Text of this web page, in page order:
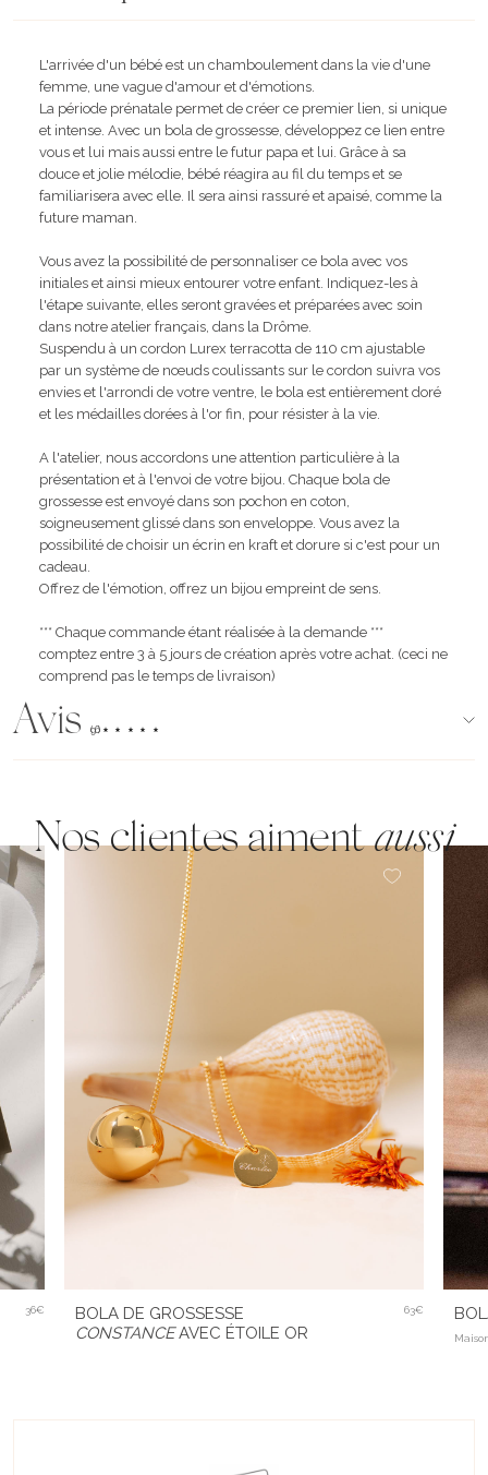
L'arrivée d'un bébé est un chamboulement dans la vie d'une
femme, une vague d'amour et d'émotions.
La période prénatale permet de créer ce premier lien, si unique
et intense. Avec un bola de grossesse, développez ce lien entre
vous et lui mais aussi entre le futur papa et lui. Grâce à sa
douce et jolie mélodie, bébé réagira au fil du temps et se
familiarisera avec elle. Il sera ainsi rassuré et apaisé, comme la
future maman.
Vous avez la possibilité de personnaliser ce bola avec vos
initiales et ainsi mieux entourer votre enfant. Indiquez-les à
l'étape suivante, elles seront gravées et préparées avec soin
dans notre atelier français, dans la Drôme.
Suspendu à un cordon Lurex terracotta de 110 cm ajustable
par un système de nœuds coulissants sur le cordon suivra vos
envies et l'arrondi de votre ventre, le bola est entièrement doré
et les médailles dorées à l'or fin, pour résister à la vie.
A l'atelier, nous accordons une attention particulière à la
présentation et à l'envoi de votre bijou. Chaque bola de
grossesse est envoyé dans son pochon en coton,
soigneusement glissé dans son enveloppe. Vous avez la
possibilité de choisir un écrin en kraft et dorure si c'est pour un
cadeau.
Offrez de l'émotion, offrez un bijou empreint de sens.
*** Chaque commande étant réalisée à la demande ***
comptez entre 3 à 5 jours de création après votre achat. (ceci ne
comprend pas le temps de livraison)
Avis (96)
Nos clientes aimentaussi
36€
BOLA DE GROSSESSE
CONSTANCEAVEC ÉTOILE OR
63€